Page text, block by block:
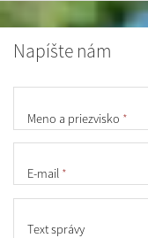
Napíšte nám
Meno a priezvisko *
E-mail *
Text správy